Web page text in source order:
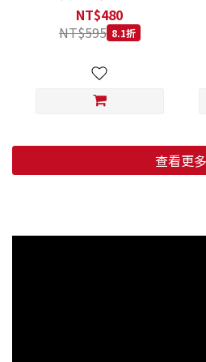
低穀鱈魚甜橙 小顆粒 800G
NT$480
NT$595 8.1折
查看更多